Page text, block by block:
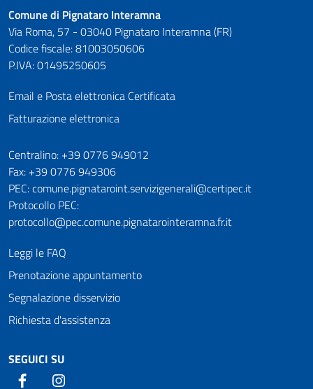
Comune di Pignataro Interamna
Via Roma, 57 - 03040 Pignataro Interamna (FR)
Codice fiscale: 81003050606
P.IVA: 01495250605
Email e Posta elettronica Certificata
Fatturazione elettronica
Numeri utili
Centralino: +39 0776 949012
Fax: +39 0776 949306
PEC: comune.pignataroint.servizigenerali@certipec.it
Protocollo PEC:
protocollo@pec.comune.pignatarointeramna.fr.it
Leggi le FAQ
Prenotazione appuntamento
Segnalazione disservizio
Richiesta d'assistenza
SEGUICI SU
Facebook